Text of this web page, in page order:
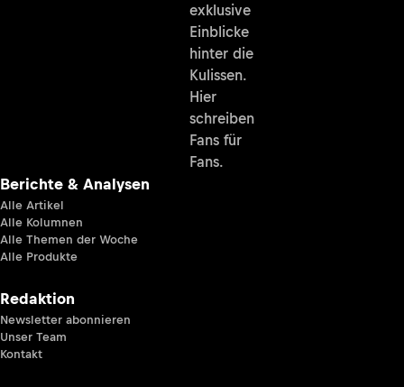
exklusive
Einblicke
hinter die
Kulissen.
Hier
schreiben
Fans für
Fans.
Berichte & Analysen
Alle Artikel
Alle Kolumnen
Alle Themen der Woche
Alle Produkte
Redaktion
Newsletter abonnieren
Unser Team
Kontakt